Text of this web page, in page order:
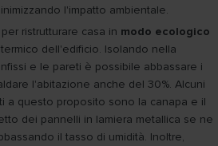
l'impatto ambientale.
ristrutturare casa in modo ecologico
dell'edificio. Isolando nella
e le pareti è possibile abbassare i
l'abitazione anche del 30%. Alcuni
a questo proposito sono la canapa e il
dei pannelli in lamiera metallica se ne
il tasso di umidità. Inoltre,